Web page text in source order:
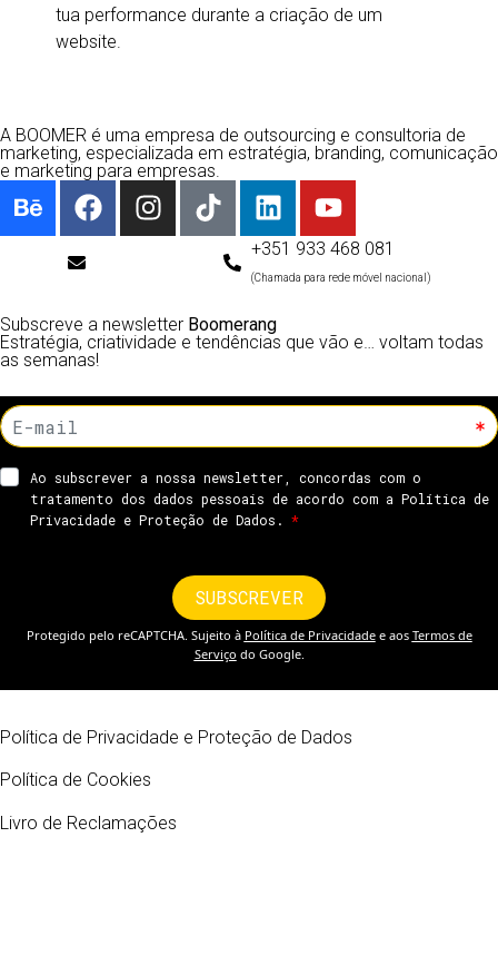
tua performance durante a criação de um
website.
A BOOMER é uma empresa de outsourcing e consultoria de
marketing, especializada em estratégia, branding, comunicação
e marketing para empresas.
+351 933 468 081
(Chamada para rede móvel nacional)
Subscreve a newsletter Boomerang
Estratégia, criatividade e tendências que vão e… voltam todas
as semanas!
Política de Privacidade e Proteção de Dados
Política de Cookies
Livro de Reclamações